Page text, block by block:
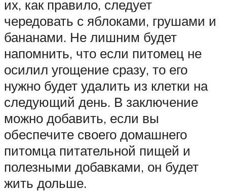
их, как правило, следует
чередовать с яблоками, грушами и
бананами. Не лишним будет
напомнить, что если питомец не
осилил угощение сразу, то его
нужно будет удалить из клетки на
следующий день. В заключение
можно добавить, если вы
обеспечите своего домашнего
питомца питательной пищей и
полезными добавками, он будет
жить дольше.